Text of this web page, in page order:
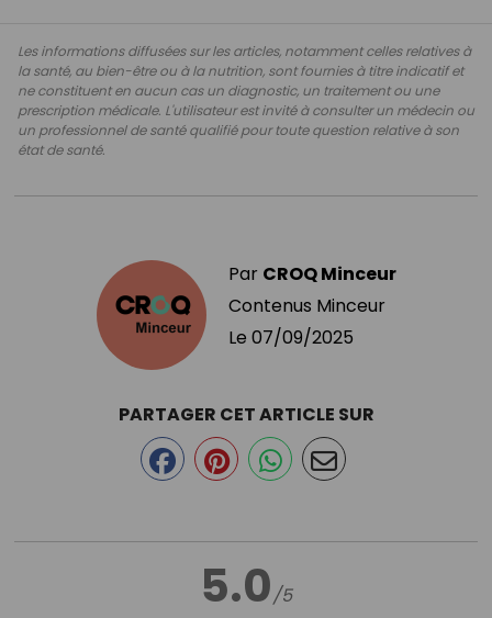
Les informations diffusées sur les articles, notamment celles relatives à
la santé, au bien-être ou à la nutrition, sont fournies à titre indicatif et
ne constituent en aucun cas un diagnostic, un traitement ou une
prescription médicale. L'utilisateur est invité à consulter un médecin ou
un professionnel de santé qualifié pour toute question relative à son
état de santé.
Par CROQ Minceur
Contenus Minceur
Le 07/09/2025
5.0/5
PARTAGER CET ARTICLE SUR